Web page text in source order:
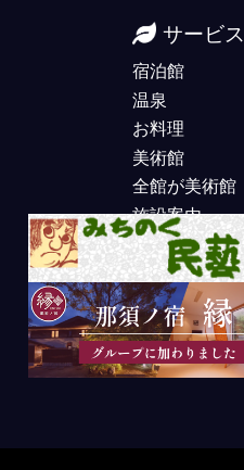
サービス
宿泊館
温泉
お料理
美術館
全館が美術館
施設案内